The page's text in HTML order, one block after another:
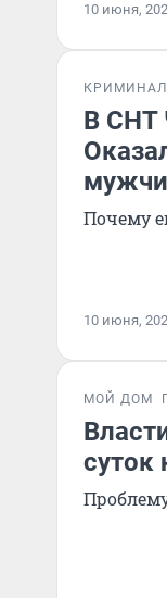
10 июня,
КРИМИНАЛ
В СНТ
Почему
10 июня,
МОЙ ДОМ
суток